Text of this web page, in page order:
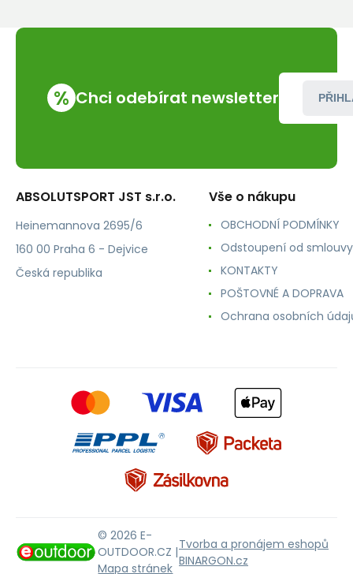
% Chci odebírat newsletter
ABSOLUTSPORT JST s.r.o.
Heinemannova 2695/6
160 00 Praha 6 - Dejvice
Česká republika
Vše o nákupu
OBCHODNÍ PODMÍNKY
Odstoupení od smlouvy
KONTAKTY
POŠTOVNÉ A DOPRAVA
Ochrana osobních
© 2026 E-
OUTDOOR.CZ |
Mapa stránek
Tvorba a pronájem eshopů
BINARGON.cz